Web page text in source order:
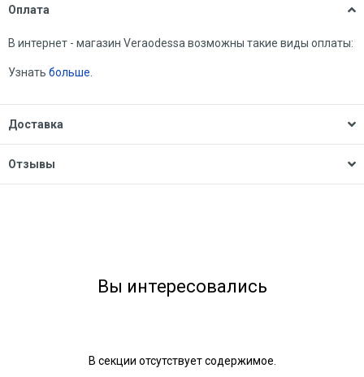
Оплата
В интернет - магазин Veraodessa возможны такие виды оплаты:
Узнать больше.
Доставка
Отзывы
Вы интересовались
В секции отсутствует содержимое.